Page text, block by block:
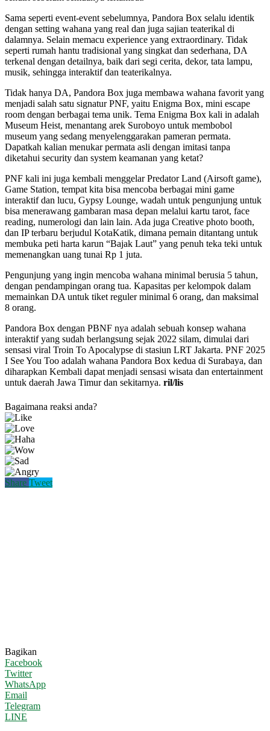
Sama seperti event-event sebelumnya, Pandora Box selalu identik
dengan setting wahana yang real dan juga sajian teaterikal di
dalamnya. Selain memacu experience yang extraordinary. Tidak
seperti rumah hantu tradisional yang singkat dan sederhana, DA
terkenal dengan detailnya, baik dari segi cerita, dekor, tata lampu,
musik, sehingga interaktif dan teaterikalnya.
Tidak hanya DA, Pandora Box juga membawa wahana favorit yang
menjadi salah satu signatur PNF, yaitu Enigma Box, mini escape
room dengan berbagai tema unik. Tema Enigma Box kali in adalah
Museum Heist, menantang arek Suroboyo untuk membobol
museum yang sedang menyelenggarakan pameran permata.
Dapatkah kalian menukar permata asli dengan imitasi tanpa
diketahui security dan system keamanan yang ketat?
PNF kali ini juga kembali menggelar Predator Land (Airsoft game),
Game Station, tempat kita bisa mencoba berbagai mini game
interaktif dan lucu, Gypsy Lounge, wadah untuk pengunjung untuk
bisa menerawang gambaran masa depan melalui kartu tarot, face
reading, numerologi dan lain lain. Ada juga Creative photo booth,
dan IP terbaru berjudul KotaKatik, dimana pemain ditantang untuk
membuka peti harta karun “Bajak Laut” yang penuh teka teki untuk
memenangkan uang tunai Rp 1 juta.
Pengunjung yang ingin mencoba wahana minimal berusia 5 tahun,
dengan pendampingan orang tua. Kapasitas per kelompok dalam
memainkan DA untuk tiket reguler minimal 6 orang, dan maksimal
8 orang.
Pandora Box dengan PBNF nya adalah sebuah konsep wahana
interaktif yang sudah berlangsung sejak 2022 silam, dimulai dari
sensasi viral Troin To Apocalypse di stasiun LRT Jakarta. PNF 2025
I See You Too adalah wahana Pandora Box kedua di Surabaya, dan
diharapkan Kembali dapat menjadi sensasi wisata dan entertainment
untuk daerah Jawa Timur dan sekitarnya. ril/lis
Bagaimana reaksi anda?
Share Tweet
Bagikan
Facebook
Twitter
WhatsApp
Email
Telegram
LINE